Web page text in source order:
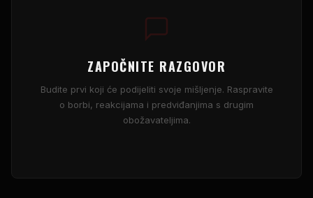
ZAPOČNITE RAZGOVOR
Budite prvi koji će podijeliti svoje mišljenje. Raspravite
o borbi, reakcijama i predviđanjima s drugim
obožavateljima.